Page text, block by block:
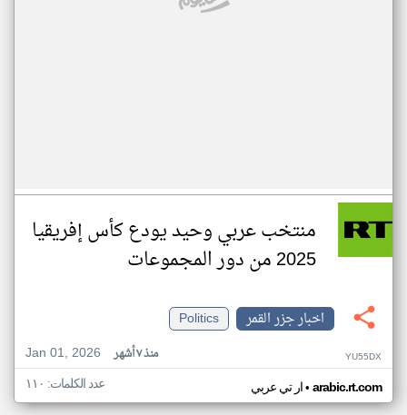
منتخب عربي وحيد يودع كأس إفريقيا
2025 من دور المجموعات
اخبار جزر القمر
Politics
Jan 01, 2026
منذ ٧ أشهر YU55DX
ار تي عربي• arabic.rt.com عدد الكلمات: ١١٠